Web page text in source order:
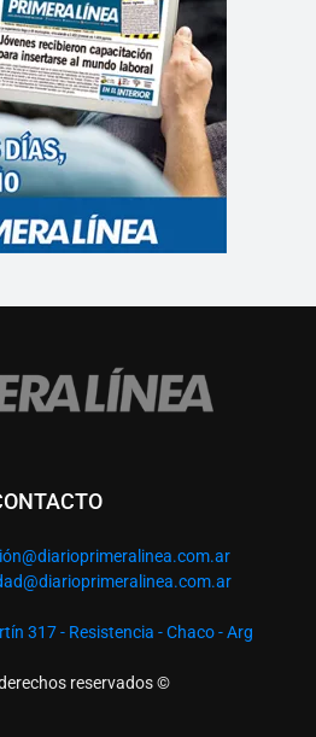
n@diarioprimeralinea.com.ar
317 - Resistencia - Chaco - Arg
reservados ©